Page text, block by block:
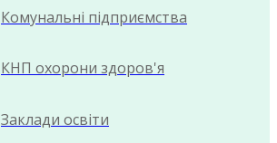
Комунальні підприємства
КНП охорони здоров'я
Заклади освіти